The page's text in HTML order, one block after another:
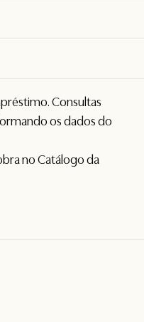
Consultas
os dados do
no Catálogo da